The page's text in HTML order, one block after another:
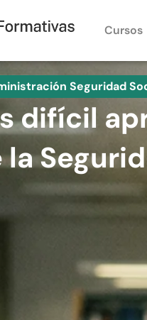
Cursos
Seguridad
difícil
la